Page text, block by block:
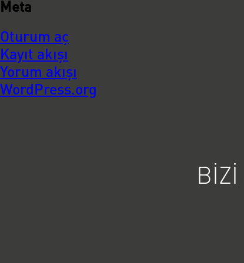
Meta
Oturum aç
Kayıt akışı
Yorum akışı
WordPress.org
BIZI